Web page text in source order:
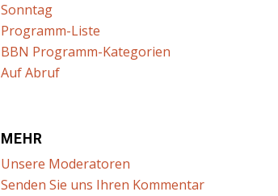
Sonntag
Programm-Liste
BBN Programm-Kategorien
Auf Abruf
MEHR
Unsere Moderatoren
Senden Sie uns Ihren Kommentar